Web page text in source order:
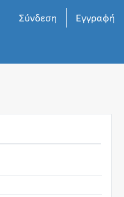
Εγγραφή
Σύνδεση